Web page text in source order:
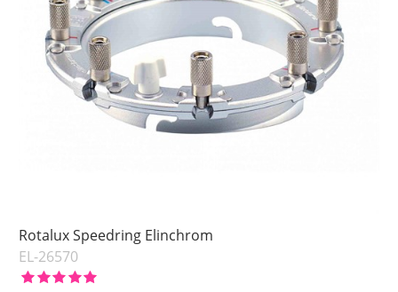
Rotalux Speedring Elinchrom
EL-26570